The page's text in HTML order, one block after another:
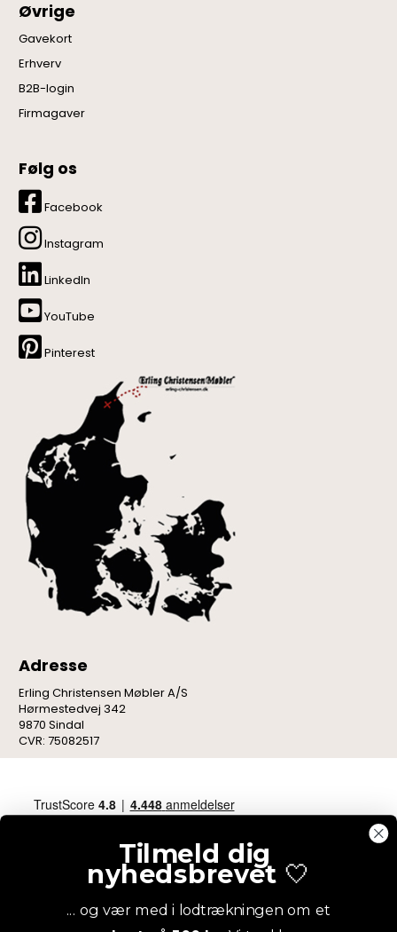
Øvrige
Gavekort
Erhverv
B2B-login
Firmagaver
Følg os
Facebook
Instagram
LinkedIn
YouTube
Pinterest
Adresse
Erling Christensen Møbler A/S
Hørmestedvej 342
9870 Sindal
CVR: 75082517
Tilmeld dig
nyhedsbrevet 🤍
... og vær med i lodtrækningen om et